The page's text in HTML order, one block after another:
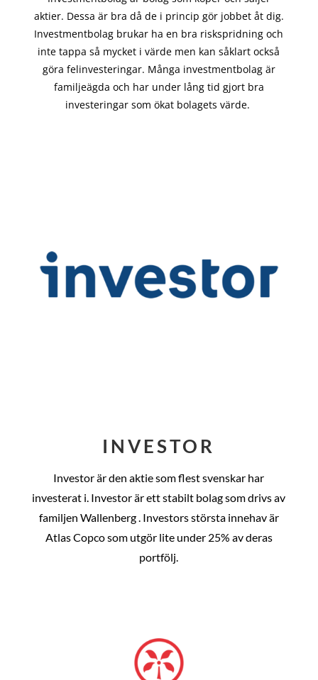
aktier. Dessa är bra då de i princip görjobbet åt dig.
Investmentbolag brukar ha en bra riskspridning och
inte tappa så mycket i värde men kan såklart också
göra felinvesteringar. Många investmentbolag är
familjeägda och har under lång tid gjort bra
investeringar som ökat bolagets värde.
INVESTOR
Investor är den aktie som flest svenskar har
investerat i. Investor är ett stabilt bolag som drivs av
familjen Wallenberg . Investors största innehav är
Atlas Copco som utgör lite under 25% av deras
portfölj.